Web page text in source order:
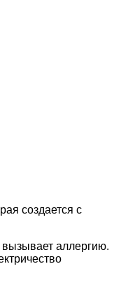
создается с
аллергию.